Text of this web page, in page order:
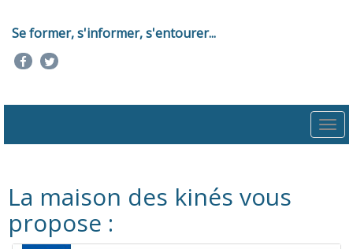
Se former, s'informer, s'entourer...
La maison des kinés vous
propose :